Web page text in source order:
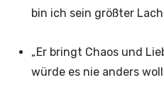
bin ich sein größter
„Er bringt Chaos und
würde es nie anders